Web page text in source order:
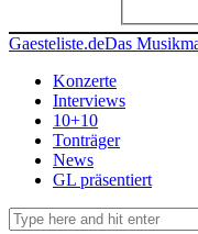
Gaesteliste.deDas
Konzerte
Interviews
10+10
Tonträger
News
GL präsentiert